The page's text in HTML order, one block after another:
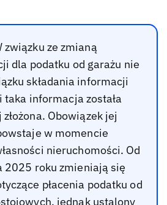
związku ze zmianą
dla podatku od garażu nie
składania informacji
informacja została
Obowiązek jej
w momencie
nieruchomości. Od
2025 roku zmieniają się
płacenia podatku od
jednak ustalony